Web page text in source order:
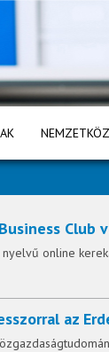
Club
online
az